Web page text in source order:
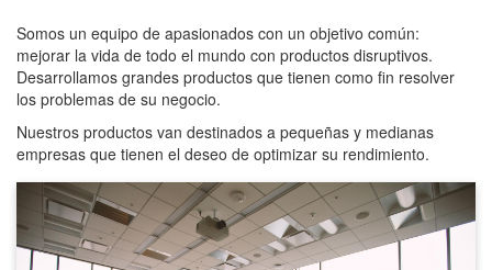
Somos un equipo de apasionados con un objetivo común:
mejorar la vida de todo el mundo con productos disruptivos.
Desarrollamos grandes productos que tienen como fin resolver
los problemas de su negocio.
Nuestros productos van destinados a pequeñas y medianas
empresas que tienen el deseo de optimizar su rendimiento.